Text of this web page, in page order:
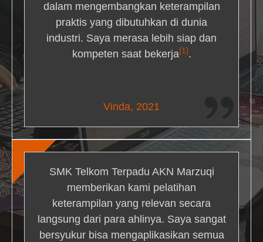
dalam mengembangkan keterampilan
praktis yang dibutuhkan di dunia
industri. Saya merasa lebih siap dan
kompeten saat bekerja[1] .
Vinda, 2021
SMK Telkom Terpadu AKN Marzuqi
memberikan kami pelatihan
keterampilan yang relevan secara
langsung dari para ahlinya. Saya sangat
bersyukur bisa mengaplikasikan semua